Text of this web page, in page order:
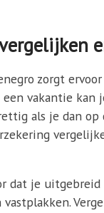
zorgt
vakantie kan
als je dan
dat je
vastplakken.